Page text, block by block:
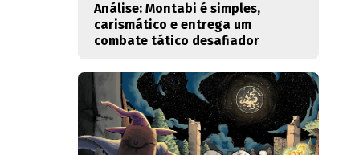
Análise: Montabi é simples,
carismático e entrega um
combate tático desafiador